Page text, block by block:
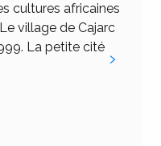
cultures africaines
village de Cajarc
La petite cité